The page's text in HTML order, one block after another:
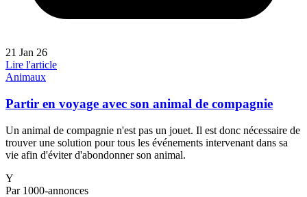
21 Jan 26
Lire l'article
Animaux
Partir en voyage avec son animal de compagnie
Un animal de compagnie n'est pas un jouet. Il est donc nécessaire de
trouver une solution pour tous les événements intervenant dans sa
vie afin d'éviter d'abondonner son animal.
Y
Par 1000-annonces